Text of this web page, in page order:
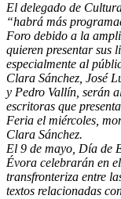
El delegado de
“habrá más
Foro debido a la
quieren presentar sus
especialmente al
Clara Sánchez, José
y Pedro Vallín, serán
escritoras que
Feria el miércoles,
Clara Sánchez.
El 9 de mayo, Día de
Évora celebrarán en
transfronteriza entre
textos relacionadas